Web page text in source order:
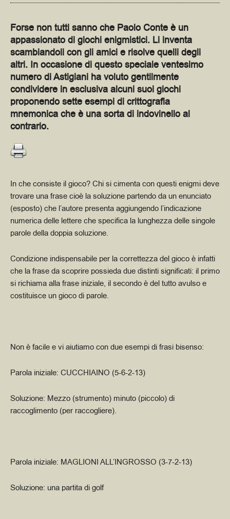
Forse non tutti sanno che Paolo Conte è un
appassionato di giochi enigmistici. Li inventa
scambiandoli con gli amici e risolve quelli degli
altri. In occasione di questo speciale ventesimo
numero di Astigiani ha voluto gentilmente
condividere in esclusiva alcuni suoi giochi
proponendo sette esempi di crittografia
mnemonica che è una sorta di indovinello al
contrario.
In che consiste il gioco? Chi si cimenta con questi enigmi deve
trovare una frase cioè la soluzione partendo da un enunciato
(esposto) che l’autore presenta aggiungendo l’indicazione
numerica delle lettere che specifica la lunghezza delle singole
parole della doppia soluzione.
Condizione indispensabile per la correttezza del gioco è infatti
che la frase da scoprire possieda due distinti significati: il primo
si richiama alla frase iniziale, il secondo è del tutto avulso e
costituisce un gioco di parole.
Non è facile e vi aiutiamo con due esempi di frasi bisenso:
Parola iniziale: CUCCHIAINO (5-6-2-13)
Soluzione: Mezzo (strumento) minuto (piccolo) di
raccoglimento (per raccogliere).
Parola iniziale: MAGLIONI ALL’INGROSSO (3-7-2-13)
Soluzione: una partita di golf